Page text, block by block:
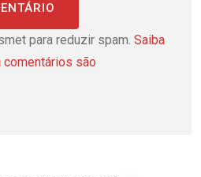
para reduzir spam. Saiba
são